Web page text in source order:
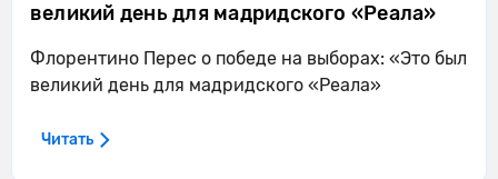
великий день для мадридского «Реала»
Флорентино Перес о победе на выборах: «Это был
великий день для мадридского «Реала»
Читать